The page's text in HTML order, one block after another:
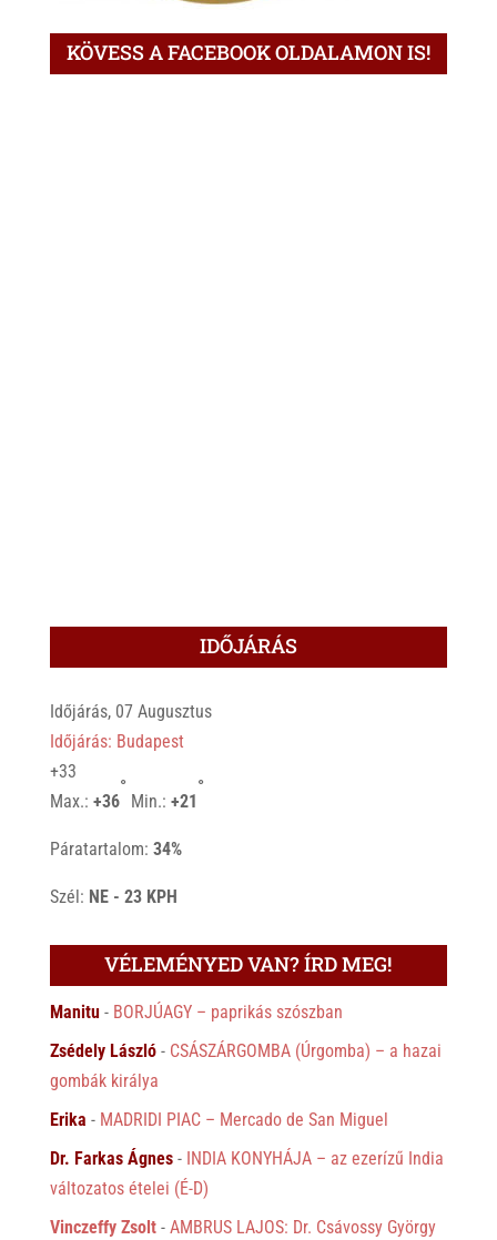
KÖVESS A FACEBOOK OLDALAMON IS!
IDŐJÁRÁS
Időjárás, 07 Augusztus
Időjárás: Budapest
+33
Max.: +36
°
Min.: +21
°
Páratartalom: 34%
Szél: NE - 23 KPH
VÉLEMÉNYED VAN? ÍRD MEG!
Manitu- BORJÚAGY – paprikás szószban
Zsédely László- CSÁSZÁRGOMBA (Úrgomba) – a hazai
gombák királya
Erika - MADRIDI PIAC – Mercado de San Miguel
Dr. Farkas Ágnes- INDIA KONYHÁJA – az ezerízű India
változatos ételei (É-D)
Vinczeffy Zsolt- AMBRUS LAJOS: Dr. Csávossy György